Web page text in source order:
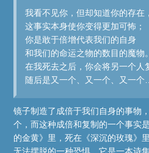
我看不见你，但却知道你的存在，
这事实本身使你变得更加可怖；
你是敢于倍增代表我们的自身
和我们的命运之物的数目的魔物。
在我死去之后，你会将另一个人
随后是又一个、又一个、又一
镜子制造了成倍于我们自身的事物
个，而这种成倍和复制的一个事实
的金黄》里，死在《深沉的玫瑰》
无法摆脱的一种恐惧，它是一本诗